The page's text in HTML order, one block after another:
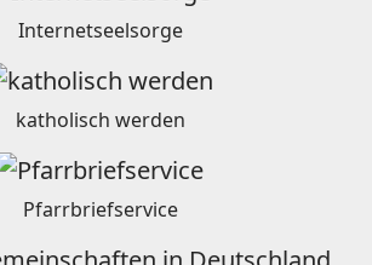
Internetseelsorge
katholisch werden
Pfarrbriefservice